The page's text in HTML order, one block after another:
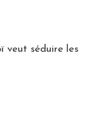
veut séduire les